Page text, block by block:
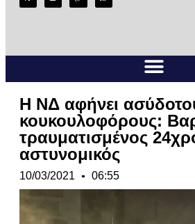
Η ΝΔ αφήνει
κουκουλοφόρους:
τραυματισμένος
αστυνομικός
10/03/2021 06:55